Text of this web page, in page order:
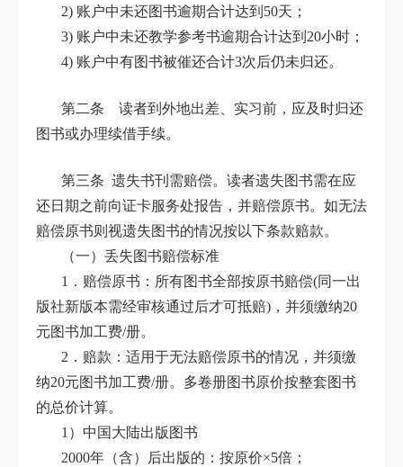
2) 账户中未还图书逾期合计达到50天；
3) 账户中未还教学参考书逾期合计达到20小时；
4) 账户中有图书被催还合计3次后仍未归还。
第二条 读者到外地出差、实习前，应及时归还
图书或办理续借手续。
第三条 遗失书刊需赔偿。读者遗失图书需在应
还日期之前向证卡服务处报告，并赔偿原书。如无法
赔偿原书则视遗失图书的情况按以下条款赔款。
（一）丢失图书赔偿标准
1．赔偿原书：所有图书全部按原书赔偿(同一出
版社新版本需经审核通过后才可抵赔)，并须缴纳20
元图书加工费/册。
2．赔款：适用于无法赔偿原书的情况，并须缴
纳20元图书加工费/册。多卷册图书原价按整套图书
的总价计算。
1）中国大陆出版图书
2000年（含）后出版的：按原价×5倍；